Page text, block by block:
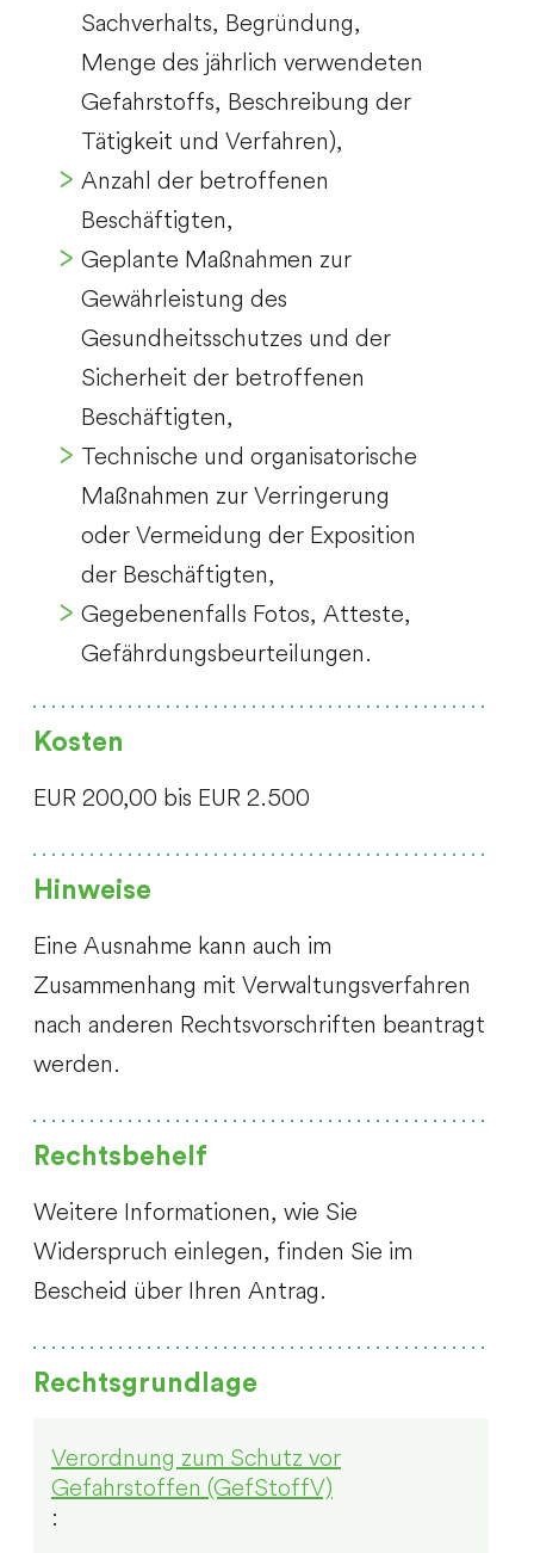
Sachverhalts, Begründung,
Menge des jährlich verwendeten
Gefahrstoffs, Beschreibung der
Tätigkeit und Verfahren),
Anzahl der betroffenen
Beschäftigten,
Geplante Maßnahmen zur
Gewährleistung des
Gesundheitsschutzes und der
Sicherheit der betroffenen
Beschäftigten,
Technische und organisatorische
Maßnahmen zur Verringerung
oder Vermeidung der Exposition
der Beschäftigten,
Gegebenenfalls Fotos, Atteste,
Gefährdungsbeurteilungen.
Kosten
EUR 200,00 bis EUR 2.500
Hinweise
Eine Ausnahme kann auch im
Zusammenhang mit Verwaltungsverfahren
nach anderen Rechtsvorschriften beantragt
werden.
Rechtsbehelf
Weitere Informationen, wie Sie
Widerspruch einlegen, finden Sie im
Bescheid über Ihren Antrag.
Rechtsgrundlage
Verordnung zum Schutz vor
Gefahrstoffen (GefStoffV)
: